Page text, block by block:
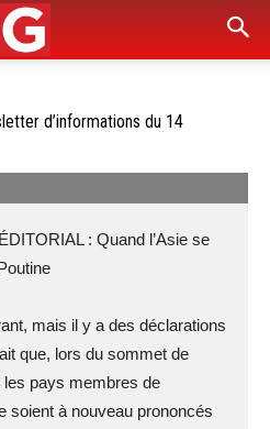
d’informations du 14
: Quand l’Asie se
mais il y a des déclarations
que, lors du sommet de
les pays membres de
soient à nouveau prononcés